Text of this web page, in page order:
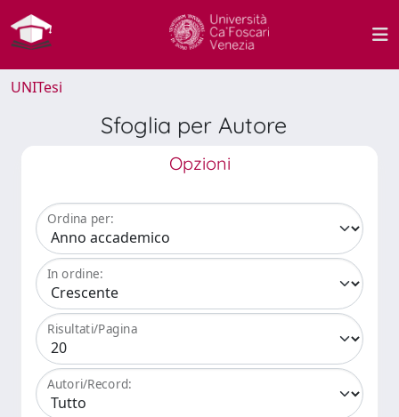
UNITesi
Sfoglia per Autore
Opzioni
Ordina per:
In ordine:
Risultati/Pagina
Autori/Record: